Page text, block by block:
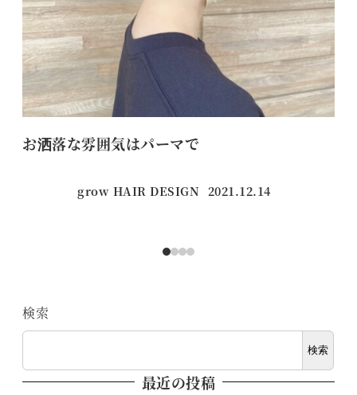
お洒落な雰囲気はパーマで
grow HAIR DESIGN 投稿日
2021.12.14
検索
検索
最近の投稿